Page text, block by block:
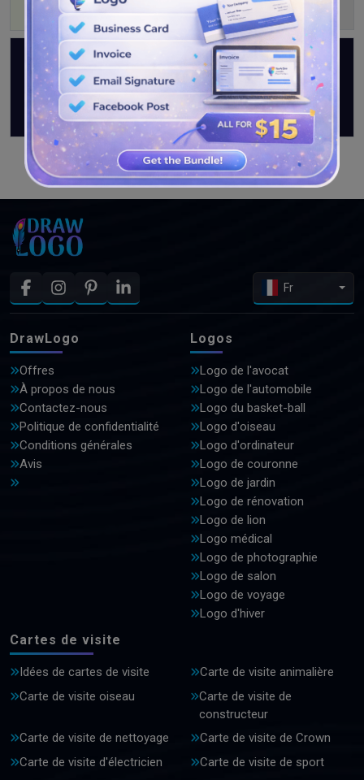
VOIR PLUS DE CONCEPTIONS
Fr
DrawLogo
Offres
À propos de nous
Contactez-nous
Politique de confidentialité
Conditions générales
Avis
Logos
Logo de l'avocat
Logo de l'automobile
Logo du basket-ball
Logo d'oiseau
Logo d'ordinateur
Logo de couronne
Logo de jardin
Logo de rénovation
Logo de lion
Logo médical
Logo de photographie
Logo de salon
Logo de voyage
Logo d'hiver
Cartes de visite
Idées de cartes de visite
Carte de visite animalière
Carte de visite oiseau
Carte de visite de
constructeur
Carte de visite de nettoyage
Carte de visite de Crown
Carte de visite d'électricien
Carte de visite de sport